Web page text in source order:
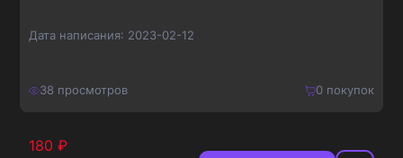
Дата написания: 2023-02-12
38 просмотров 0покупок
180 ₽